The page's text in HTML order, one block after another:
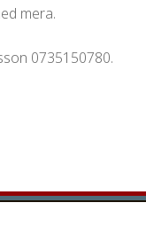
mera.
0735150780.